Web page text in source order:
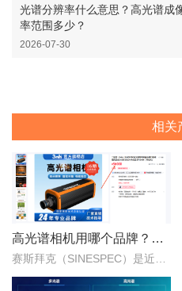
光谱分辨率什么意思？高光谱成
率范围多少？
2026-07-30
相关
高光谱相机用哪个品牌？赛斯拜克怎么样？